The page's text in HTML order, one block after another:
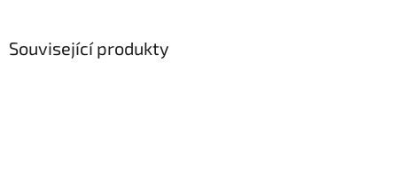
Související produkty